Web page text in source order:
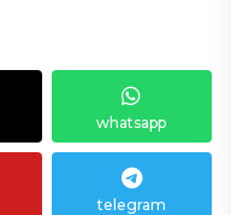
whatsapp
telegram